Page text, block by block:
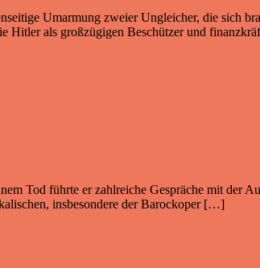
Umarmung zweier Ungleicher, die sich
als großzügigen Beschützer und
Tod führte er zahlreiche Gespräche mit der
insbesondere der Barockoper […]